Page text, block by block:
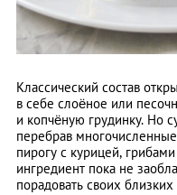
Классический состав
в себе слоёное или
и копчёную грудинку. Но
перебрав
пирогу с курицей,
ингредиент пока не
порадовать своих